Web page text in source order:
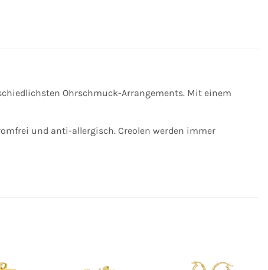
Ohrschmuck-Arrangements. Mit einem
und anti-allergisch. Creolen werden immer